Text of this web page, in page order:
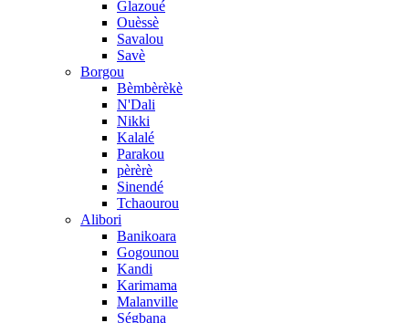
Glazoué
Ouèssè
Savalou
Savè
Borgou
Bèmbèrèkè
N'Dali
Nikki
Kalalé
Parakou
pèrèrè
Sinendé
Tchaourou
Alibori
Banikoara
Gogounou
Kandi
Karimama
Malanville
Ségbana